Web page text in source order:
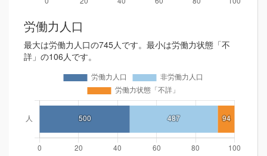
労働力人口
最大は労働力人口の745人です。最小は労働力状態「不
詳」の106人です。